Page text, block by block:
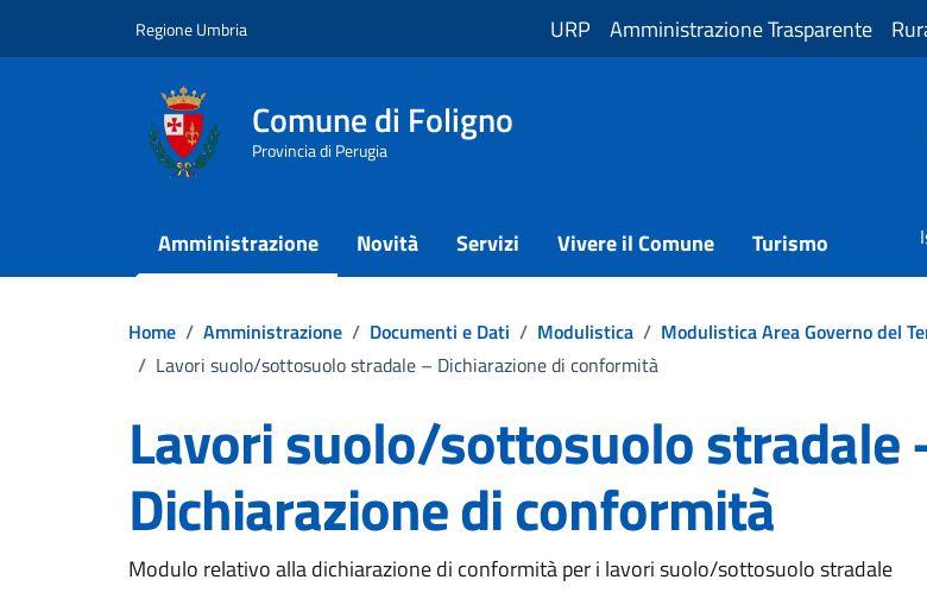
Regione Umbria URP Amministrazione Trasparente
Comune di Foligno
Provincia di Perugia
Amministrazione Novità Servizi Vivere il Comune Turismo
Home / Amministrazione / Documenti e Dati / Modulistica / Modulistica Area Governo del
/ Lavori suolo/sottosuolo stradale – Dichiarazione di conformità
Lavori suolo/sottosuolo stradale
Dichiarazione di conformità
Dettagli del documento
Modulo relativo alla dichiarazione di conformità per i lavori suolo/sottosuolo stradale